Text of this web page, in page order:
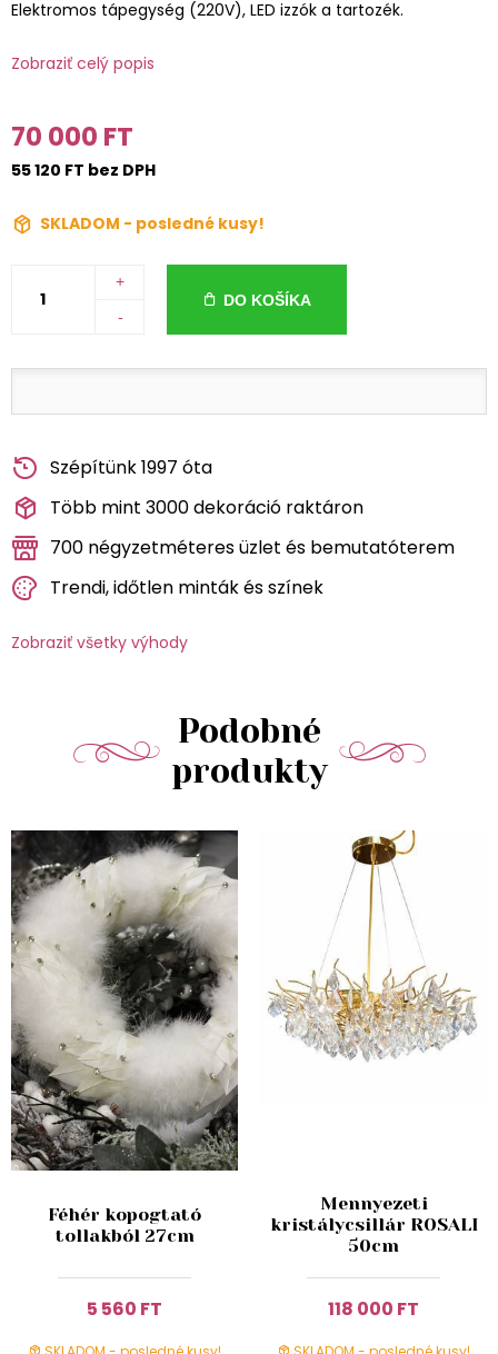
Elektromos tápegység (220V), LED izzók a tartozék.
Zobraziť celý popis
70 000 FT
55 120 FT bez DPH
SKLADOM - posledné kusy!
+
-
DO KOŠÍKA
Szépítünk 1997 óta
Több mint 3000 dekoráció raktáron
700 négyzetméteres üzlet és bemutatóterem
Trendi, időtlen minták és színek
Zobraziť všetky výhody
Podobné
produkty
Féhér kopogtató
tollakból 27cm
5 560 FT
Mennyezeti
kristálycsillár ROSALI
50cm
118 000 FT